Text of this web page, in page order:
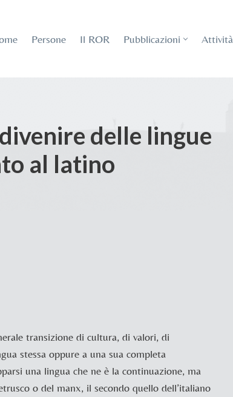
Persone Il ROR Pubblicazioni Attività
delle lingue
al latino
transizione di cultura, di valori, di
stessa oppure a una sua completa
una lingua che ne è la continuazione, ma
o del manx, il secondo quello dell’italiano